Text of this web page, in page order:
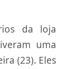
da loja
uma
(23). Eles